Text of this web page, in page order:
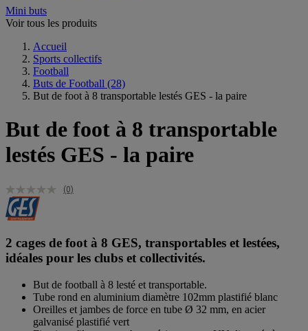
Mini buts
Voir tous les produits
Accueil
Sports collectifs
Football
Buts de Football (28)
But de foot à 8 transportable lestés GES - la paire
But de foot à 8 transportable
lestés GES - la paire
(0)
2 cages de foot à 8 GES, transportables et lestées,
idéales pour les clubs et collectivités.
But de football à 8 lesté et transportable.
Tube rond en aluminium diamètre 102mm plastifié blanc
Oreilles et jambes de force en tube Ø 32 mm, en acier
galvanisé plastifié vert